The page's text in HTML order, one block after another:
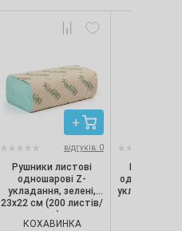
відгуків: 0
Рушники листові
одношарові Z-
укладання, зелені,
23х22 см (200 листів/
уп.)
КОХАВИНКА
одношарові
укладання